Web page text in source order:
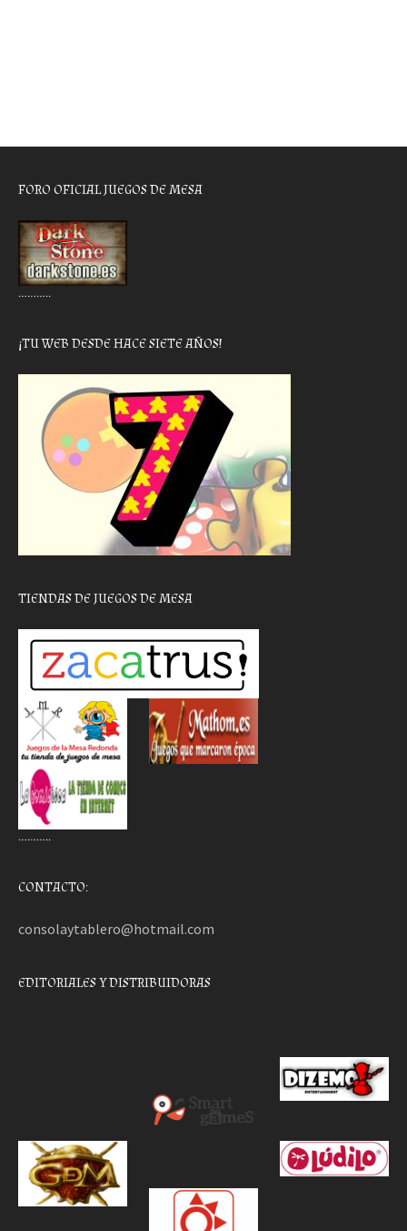
FORO OFICIAL JUEGOS DE MESA
………..
¡TU WEB DESDE HACE SIETE AÑOS!
TIENDAS DE JUEGOS DE MESA
………..
CONTACTO:
consolaytablero@hotmail.com
EDITORIALES Y DISTRIBUIDORAS